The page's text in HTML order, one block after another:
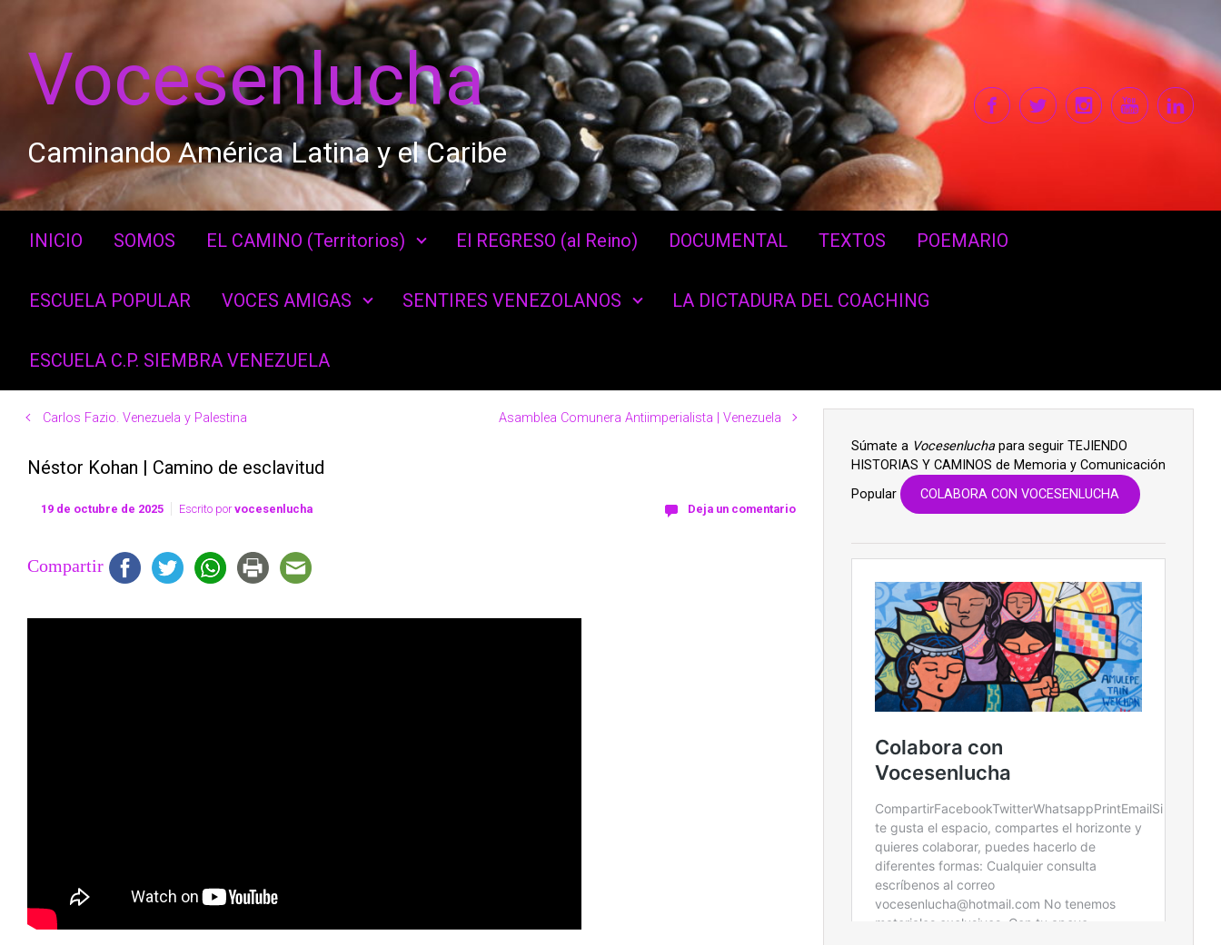
Vocesenlucha
Caminando América Latina y el Caribe
INICIO SOMOS EL CAMINO (Territorios) El REGRESO (al Reino) DOCUMENTAL TEXTOS POEMARIO
ESCUELA POPULAR VOCES AMIGAS SENTIRES VENEZOLANOS LA DICTADURA DEL COACHING
ESCUELA C.P. SIEMBRA VENEZUELA
Carlos Fazio. Venezuela y Palestina Asamblea Comunera Antiimperialista | Venezuela
Néstor Kohan | Camino de esclavitud
19 de octubre de 2025 Escrito porvocesenlucha Deja un comentario
Compartir
Súmate a Vocesenluchapara seguir TEJIENDO
HISTORIAS Y CAMINOS de Memoria y Comunicación
Popular
COLABORA CON VOCESENLUCHA